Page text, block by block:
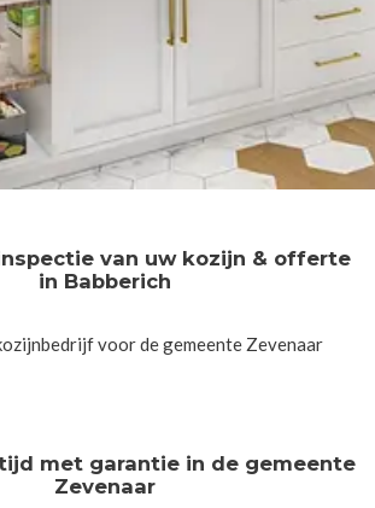
van uw kozijn & offerte
in Babberich
voor de gemeente Zevenaar
met garantie in de gemeente
Zevenaar